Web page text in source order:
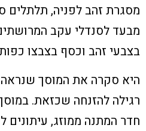
מסגרת זהב לפניה, תלתלים
מבעד לסנדלי עקב
בצבעי זהב וכסף בצבצו
היא סקרה את המוסך שנראה
רגילה להזנחה שכזאת.
חדר המתנה ממוזג, עיתונים